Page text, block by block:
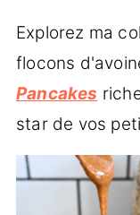
Explorez ma
flocons
Pancakes
star de vos